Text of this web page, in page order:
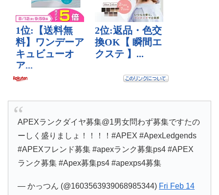
APEXランクダイヤ募集@1男女問わず募集ですたの
ーしく盛りましょ！！！！#APEX #ApexLedgends
#APEXフレンド募集 #apexランク募集ps4 #APEX
ランク募集 #Apex募集ps4 #apexps4募集
— かっつん (@1603563939068985344) Fri Feb 14